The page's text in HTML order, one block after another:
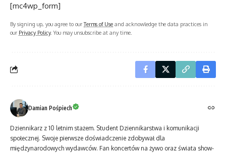
[mc4wp_form]
By signing up, you agree to ourTerms of Use and acknowledge the data practices in
our Privacy Policy. You may unsubscribe at any time.
Damian Pośpiech
Dziennikarz z 10 letnim stażem. Student Dziennikarstwa i komunikacji
społecznej. Swoje pierwsze doświadczenie zdobywał dla
międzynarodowych wydawców. Fan koncertów na żywo oraz świata show-